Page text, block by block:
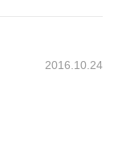
2016.10.24